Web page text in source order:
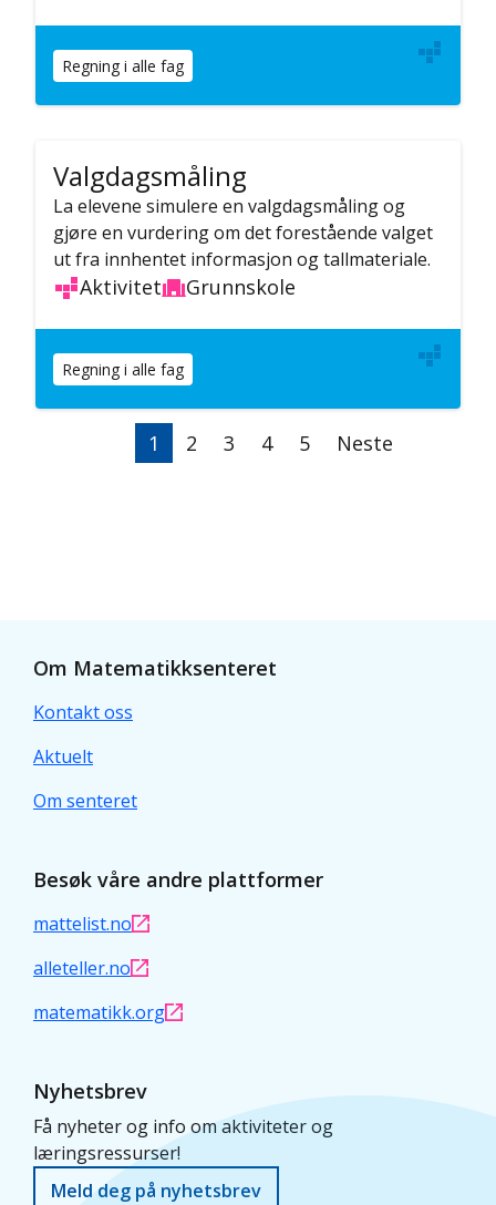
Regning i alle fag
Valgdagsmåling
La elevene simulere en valgdagsmåling og
gjøre en vurdering om det forestående valget
ut fra innhentet informasjon og tallmateriale.
Aktivitet Grunnskole
Regning i alle fag
Nåværende
1 Side
2 Side
3 Side
4 Side
5
Neste
Neste
Om Matematikksenteret
Kontakt oss
Aktuelt
Om senteret
Besøk våre andre plattformer
mattelist.no
alleteller.no
matematikk.org
Nyhetsbrev
Få nyheter og info om aktiviteter og
læringsressurser!
Meld deg på nyhetsbrev